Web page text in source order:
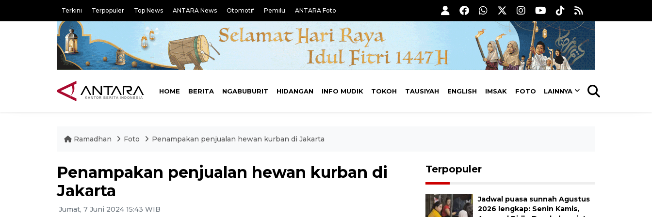
Terkini Terpopuler Top News ANTARA News Otomotif Pemilu ANTARA Foto
HOME BERITA NGABUBURIT HIDANGAN INFO MUDIK TOKOH TAUSIYAH ENGLISH IMSAK FOTO LAINNYA
Ramadhan Foto Penampakan penjualan hewan kurban di Jakarta
Penampakan penjualan hewan kurban di
Jakarta
Jumat, 7 Juni 2024 15:43 WIB
Terpopuler
Jadwal puasa sunnah Agustus
2026 lengkap: Senin Kamis,